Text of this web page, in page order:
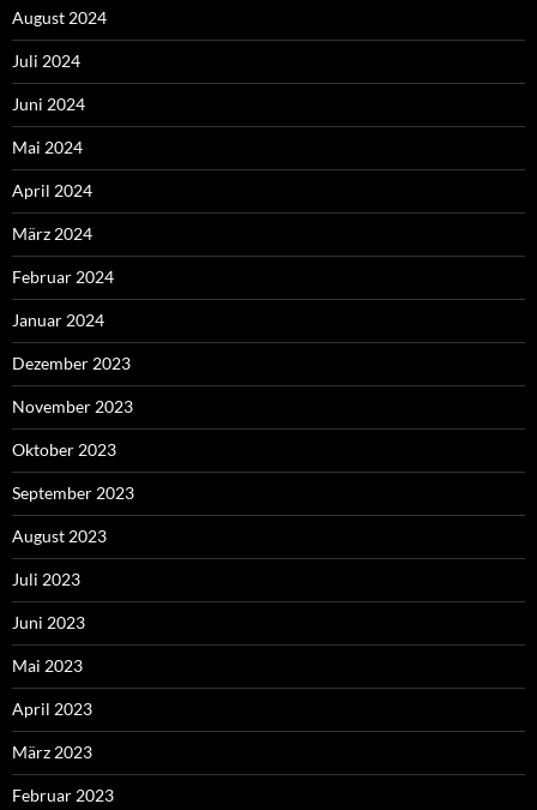
August 2024
Juli 2024
Juni 2024
Mai 2024
April 2024
März 2024
Februar 2024
Januar 2024
Dezember 2023
November 2023
Oktober 2023
September 2023
August 2023
Juli 2023
Juni 2023
Mai 2023
April 2023
März 2023
Februar 2023